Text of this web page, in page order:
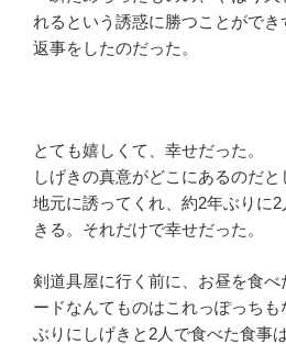
れるという誘惑に勝つことができ
返事をしたのだった。
とても嬉しくて、幸せだった。
しげきの真意がどこにあるのだ
地元に誘ってくれ、約2年ぶりに
きる。それだけで幸せだった。
剣道具屋に行く前に、お昼を食べ
ードなんてものはこれっぽっち
ぶりにしげきと2人で食べた食事